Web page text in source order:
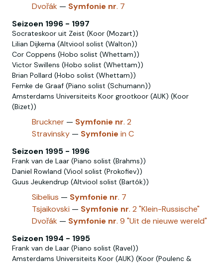
Dvořák — Symfonie nr. 7
Seizoen 1996 - 1997
Socrateskoor uit Zeist (Koor (Mozart))
Lilian Dijkema (Altviool solist (Walton))
Cor Coppens (Hobo solist (Whettam))
Victor Swillens (Hobo solist‎ (Whettam))
Brian Pollard (Hobo‎ solist‎ (Whettam))
Femke de Graaf (Piano solist (Schumann))
Amsterdams Universiteits Koor grootkoor (AUK) (Koor
(Bizet))
Bruckner — Symfonie nr. 2
Stravinsky — Symfonie in C
Seizoen 1995 - 1996
Frank van de Laar (Piano solist (Brahms))
Daniel Rowland (Viool solist (Prokofiev))
Guus Jeukendrup (Altviool solist (Bartók))
Sibelius — Symfonie nr. 7
Tsjaikovski — Symfonie nr. 2 "Klein-Russische"
Dvořák — Symfonie nr. 9 "Uit de nieuwe wereld"
Seizoen 1994 - 1995
Frank van de Laar (Piano solist (Ravel))
Amsterdams Universiteits Koor (AUK) (Koor (Poulenc &